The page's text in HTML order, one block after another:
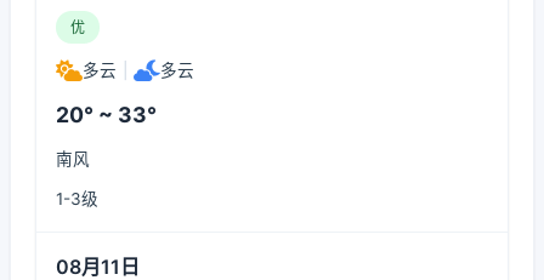
优
多云 多云
20° ~ 33°
南风
1-3级
08月11日